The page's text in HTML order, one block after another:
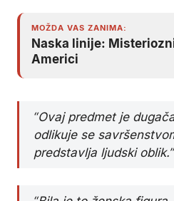
MOŽDA VAS ZANIMA:
Naska linije:
Americi
“Ovaj predmet je
odlikuje se
predstavlja ljudski oblik.”